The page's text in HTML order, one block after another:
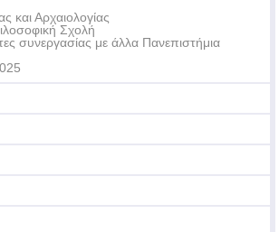
και Αρχαιολογίας
Σχολή
συνεργασίας με άλλα Πανεπιστήμια